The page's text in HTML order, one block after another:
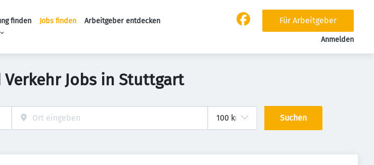
finden Jobs finden
Arbeitgeber entdecken
Für Arbeitgeber
Anmelden
Jobs in Stuttgart
Suchen